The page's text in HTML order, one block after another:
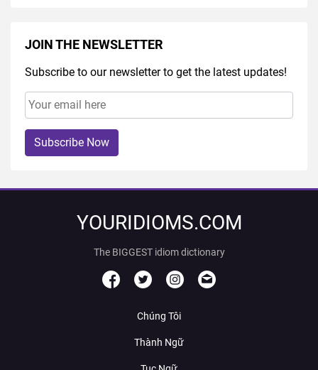
JOIN THE NEWSLETTER
Subscribe to our newsletter to get the latest updates!
Subscribe Now
YOURIDIOMS.COM
The BIGGEST idiom dictionary
Chúng Tôi
Thành Ngữ